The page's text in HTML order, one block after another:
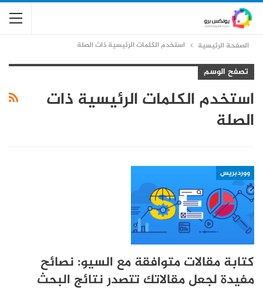
الصفحة الرئيسية استخدم الكلمات الرئيسية ذات الصلة
تصفح الوسم
استخدم الكلمات الرئيسية ذات
الصلة
ووردبريس
كتابة مقالات متوافقة مع السيو: نصائح
مفيدة لجعل مقالاتك تتصدر نتائج البحث